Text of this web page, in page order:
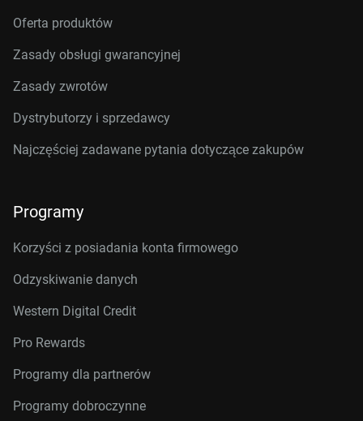
Oferta produktów
Zasady obsługi gwarancyjnej
Zasady zwrotów
Dystrybutorzy i sprzedawcy
Najczęściej zadawane pytania dotyczące zakupów
Programy
Korzyści z posiadania konta firmowego
Odzyskiwanie danych
Western Digital Credit
Pro Rewards
Programy dla partnerów
Programy dobroczynne